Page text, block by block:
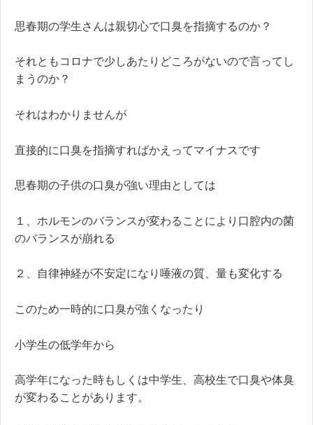
思春期の学生さんは親切心で口臭を指摘するのか？
それともコロナで少しあたりどころがないので言ってし
まうのか？
それはわかりませんが
直接的に口臭を指摘すればかえってマイナスです
思春期の子供の口臭が強い理由としては
１、ホルモンのバランスが変わることにより口腔内の菌
のバランスが崩れる
２、自律神経が不安定になり唾液の質、量も変化する
このため一時的に口臭が強くなったり
小学生の低学年から
高学年になった時もしくは中学生、高校生で口臭や体臭
が変わることがあります。